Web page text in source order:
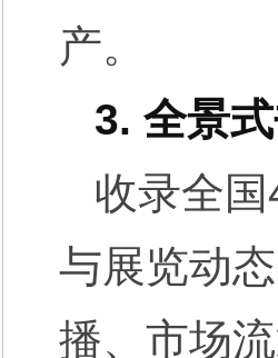
产。
3. 全景
收录全
与展览动
播、市场